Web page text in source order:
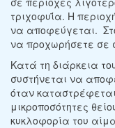
τριχοφυΐα. Η
να αποφεύγεται.
να προχωρήσετε σε
Κατά τη διάρκεια
συστήνεται να
όταν
μικροποσότητες
κυκλοφορία του